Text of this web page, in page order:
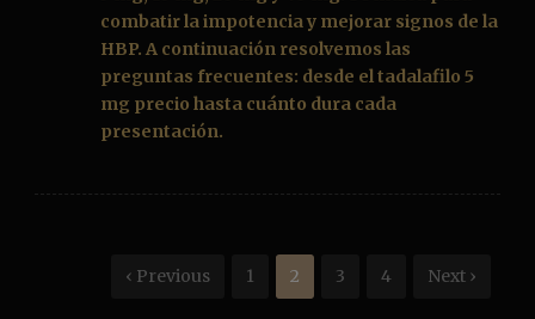
combatir la impotencia y mejorar signos de la
HBP. A continuación resolvemos las
preguntas frecuentes: desde eltadalafilo 5
mg precio hasta cuánto dura cada
presentación.
‹ Previous 1 2 3 4 Next ›